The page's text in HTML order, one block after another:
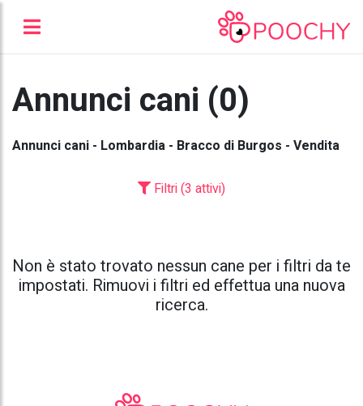
Annunci cani (0)
Annunci cani - Lombardia - Bracco di Burgos - Vendita
Filtri (3 attivi)
Non è stato trovato nessun cane per i filtri da te
impostati. Rimuovi i filtri ed effettua una nuova
ricerca.